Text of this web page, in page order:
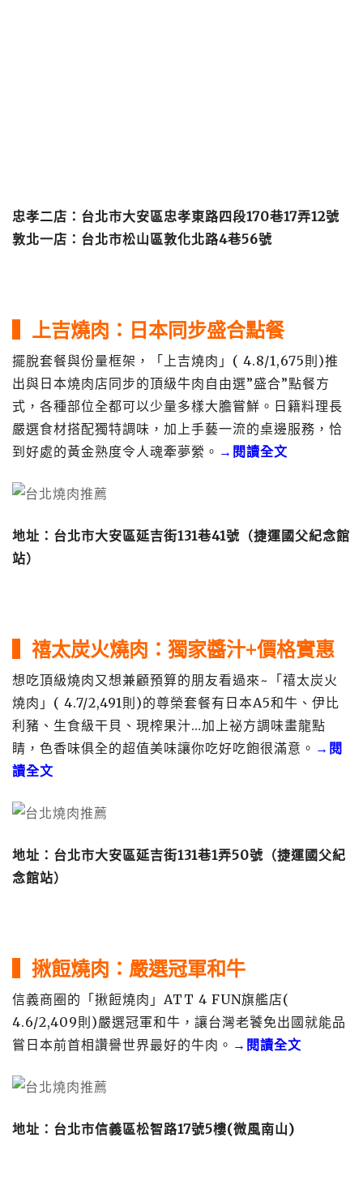
忠孝二店 ：台北市大安區忠孝東路四段170巷17弄12號
敦北一店：台北市松山區敦化北路4巷56號
上吉燒肉 ：日本同步盛合點餐
擺脫套餐與份量框架，「上吉燒肉」( 4.8/1,675則)推
出與日本燒肉店同步的頂級牛肉自由選”盛合”點餐方
式，各種部位全都可以少量多樣大膽嘗鮮。日籍料理長
嚴選食材搭配獨特調味，加上手藝一流的桌邊服務，恰
到好處的黃金熟度令人魂牽夢縈。 →閱讀全文
地址：台北市大安區延吉街131巷41號（捷運國父紀念館
站）
禧太炭火燒肉 ：獨家醬汁+價格實惠
想吃頂級燒肉又想兼顧預算的朋友看過來~「禧太炭火
燒肉」( 4.7/2,491則)的尊榮套餐有日本A5和牛、伊比
利豬、生食級干貝、現榨果汁…加上祕方調味畫龍點
睛，色香味俱全的超值美味讓你吃好吃飽很滿意。 →閱
讀全文
地址：台北市大安區延吉街131巷1弄50號（捷運國父紀
念館站）
▍揪餖燒肉：嚴選冠軍和牛
信義商圈的「揪餖燒肉」ATT 4 FUN旗艦店(
4.6/2,409則)嚴選冠軍和牛，讓台灣老饕免出國就能品
嘗日本前首相讚譽世界最好的牛肉。 →閱讀全文
地址：台北市信義區松智路17號5樓(微風南山)